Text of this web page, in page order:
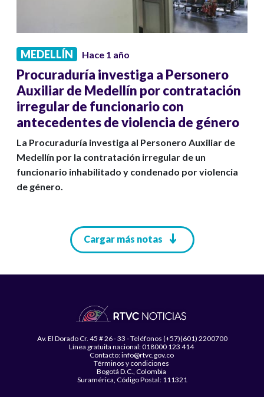
MEDELLÍN Hace 1 año
Procuraduría investiga a Personero
Auxiliar de Medellín por contratación
irregular de funcionario con
antecedentes de violencia de género
La Procuraduría investiga al Personero Auxiliar de
Medellín por la contratación irregular de un
funcionario inhabilitado y condenado por violencia
de género.
Cargar más notas
Av. El Dorado Cr. 45 # 26 - 33 - Teléfonos (+57)(601) 2200700
Línea gratuita nacional: 018000 123 414
Contacto: info@rtvc.gov.co
Términos y condiciones
Bogotá D.C., Colombia
Suramérica, Código Postal: 111321